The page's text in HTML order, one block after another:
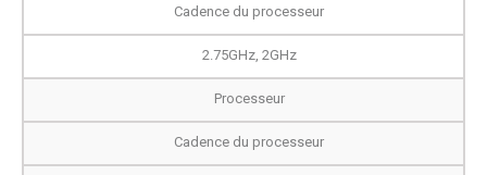
Cadence du processeur
2.75GHz, 2GHz
Processeur
Cadence du processeur